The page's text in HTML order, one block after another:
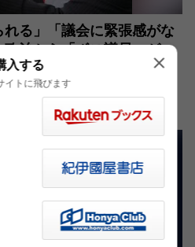
れる」「議会に緊張感がな
治から「ボス議員」がい
特集
入する
イトに飛びます